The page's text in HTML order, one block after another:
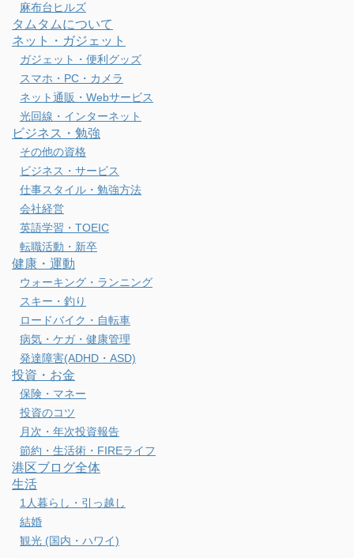
麻布台ヒルズ
タムタムについて
ネット・ガジェット
ガジェット・便利グッズ
スマホ・PC・カメラ
ネット通販・Webサービス
光回線・インターネット
ビジネス・勉強
その他の資格
ビジネス・サービス
仕事スタイル・勉強方法
会社経営
英語学習・TOEIC
転職活動・新卒
健康・運動
ウォーキング・ランニング
スキー・釣り
ロードバイク・自転車
病気・ケガ・健康管理
発達障害(ADHD・ASD)
投資・お金
保険・マネー
投資のコツ
月次・年次投資報告
節約・生活術・FIREライフ
港区ブログ全体
生活
1人暮らし・引っ越し
結婚
観光 (国内・ハワイ)